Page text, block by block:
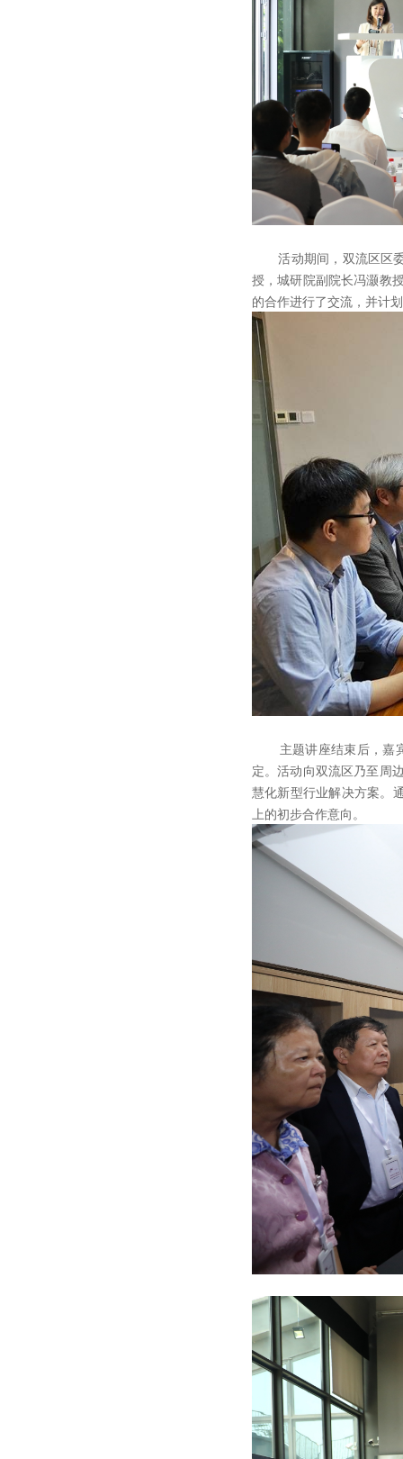
活动期间，双流区区委
授，城研院副院长冯灏教
的合作进行了交流，并计
主题讲座结束后，嘉宾
定。活动向双流区乃至周
慧化新型行业解决方案。
上的初步合作意向。